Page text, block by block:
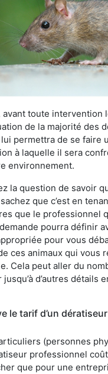
avant toute intervention
de la majorité des
permettra de se faire
à laquelle il sera
environnement.
la question de savoir
que c’est en
que le professionnel
pourra définir
pour vous
ces animaux qui vous
Cela peut aller du
d’autres détails
le tarif d’un
(personnes
professionnel
que pour une